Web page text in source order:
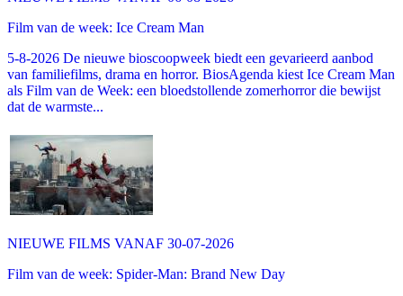
Film van de week: Ice Cream Man
5-8-2026 De nieuwe bioscoopweek biedt een gevarieerd aanbod
van familiefilms, drama en horror. BiosAgenda kiest Ice Cream Man
als Film van de Week: een bloedstollende zomerhorror die bewijst
dat de warmste...
NIEUWE FILMS VANAF 30-07-2026
Film van de week: Spider-Man: Brand New Day